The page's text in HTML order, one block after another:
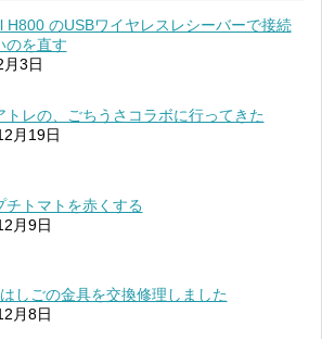
H800 のUSBワイヤレスレシーバーで接続
のを直す
3日
トレの、ごちうさコラボに行ってきた
月19日
チトマトを赤くする
月9日
しごの金具を交換修理しました
月8日